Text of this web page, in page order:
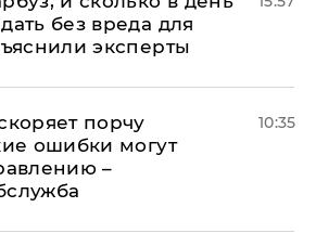
без вреда для
эксперты
порчу
ошибки могут
–
10:35